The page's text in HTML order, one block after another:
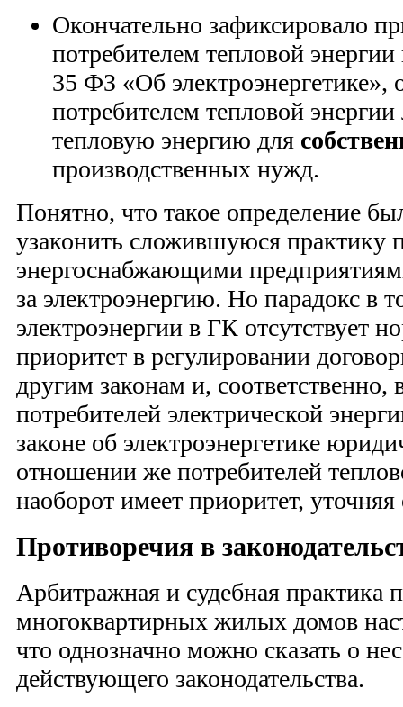
Окончательно зафиксировало
потребителем тепловой
35 ФЗ «Об электроэнергетике»,
потребителем тепловой
тепловую энергию для
производственных нужд.
Понятно, что такое определение
узаконить сложившуюся практику
энергоснабжающими
за электроэнергию. Но парадокс в
электроэнергии в ГК отсутствует
приоритет в регулировании
другим законам и,
потребителей электрической
законе об электроэнергетике
отношении же потребителей
наоборот имеет приоритет,
Противоречия в
Арбитражная и судебная практика
многоквартирных жилых домов
что однозначно можно сказать о
действующего законодательства.